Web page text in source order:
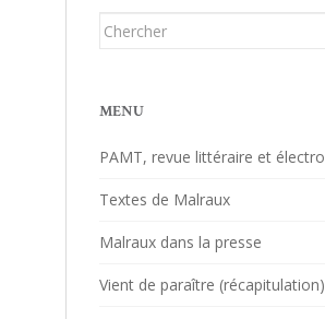
Chercher...
MENU
PAMT, revue littéraire et
Textes de Malraux
Malraux dans la presse
Vient de paraître (récapitulation)